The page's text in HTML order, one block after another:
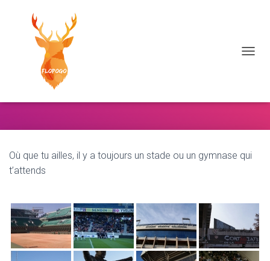
Où que tu ailles, il y a toujours un stade ou un gymnase qui
t’attends